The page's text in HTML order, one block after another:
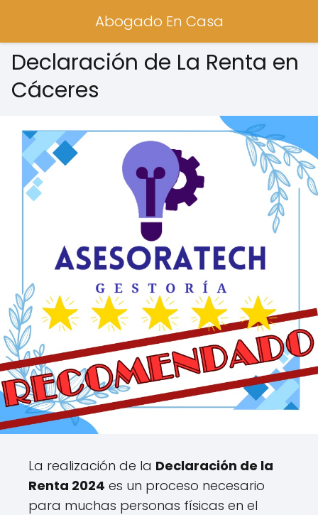
Abogado En Casa
Declaración de La Renta en
Cáceres
La realización de la Declaración de la
Renta 2024 es un proceso necesario
para muchas personas físicas en el